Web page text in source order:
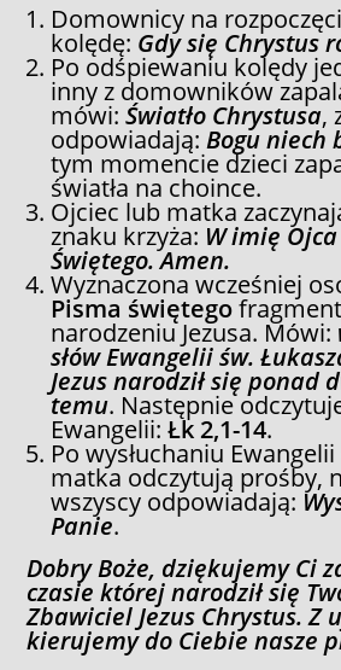
Domownicy na
kolędę: Gdy się Chrystus
Po odśpiewaniu kolędy
inny z domowników
mówi:Światło Chrystusa,
odpowiadają:Bogu niech
tym momencie dzieci
światła na choince.
Ojciec lub matka
znaku krzyża: W imię
Świętego. Amen.
Wyznaczona wcześniej
Pisma świętego
narodzeniu Jezusa. Mówi:
słów Ewangelii św.
Jezus narodził się ponad
temu. Następnie
Ewangelii:Łk 2,1-14.
Po wysłuchaniu
matka odczytują prośby,
wszyscy odpowiadają:
Panie.
Dobry Boże, dziękujemy Ci
czasie której narodził się
Zbawiciel Jezus Chrystus. Z
kierujemy do Ciebie nasze